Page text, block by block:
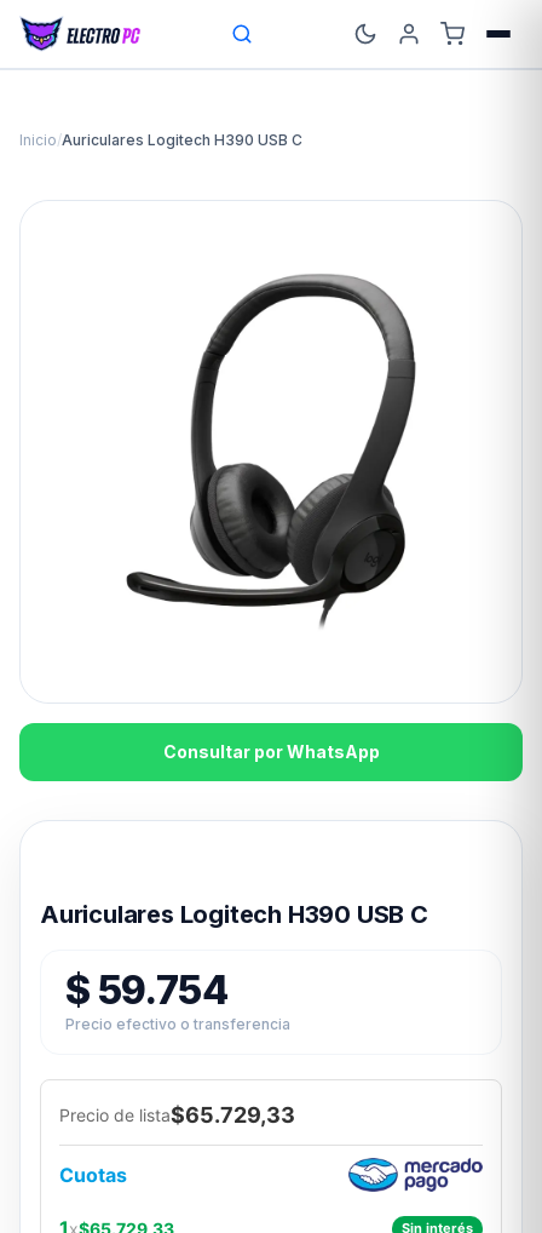
Inicio/Auriculares Logitech H390 USB C
Consultar por WhatsApp
Auriculares Logitech H390 USB C
$ 59.754
Precio efectivo o transferencia
Precio de lista$65.729,33
Cuotas
1x$65.729,33 Sin interés